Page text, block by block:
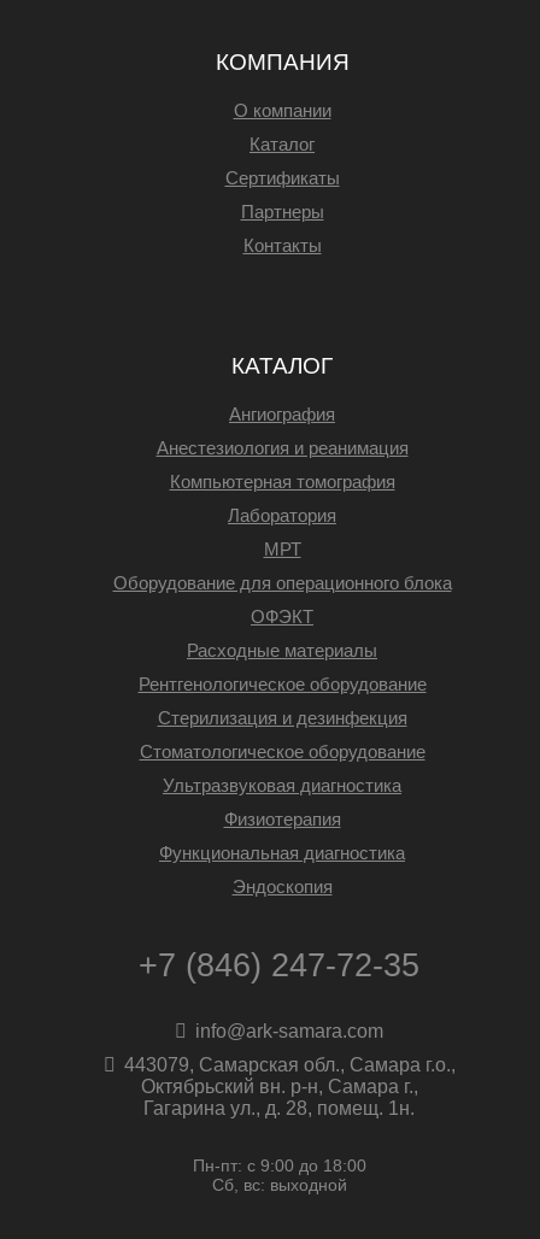
КОМПАНИЯ
О компании
Каталог
Сертификаты
Партнеры
Контакты
КАТАЛОГ
Ангиография
Анестезиология и реанимация
Компьютерная томография
Лаборатория
МРТ
Оборудование для операционного блока
ОФЭКТ
Расходные материалы
Рентгенологическое оборудование
Стерилизация и дезинфекция
Стоматологическое оборудование
Ультразвуковая диагностика
Физиотерапия
Функциональная диагностика
Эндоскопия
+7 (846) 247-72-35
info@ark-samara.com
443079, Самарская обл., Самара г.о.,
Октябрьский вн. р-н, Самара г.,
Гагарина ул., д. 28, помещ. 1н.
Пн-пт: с 9:00 до 18:00
Сб, вс: выходной